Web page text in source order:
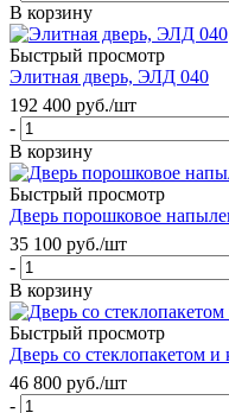
В корзину
Быстрый просмотр
Элитная дверь, ЭЛД 040
192 400 руб./шт
-
В корзину
Быстрый просмотр
Дверь порошковое
35 100 руб./шт
-
В корзину
Быстрый просмотр
Дверь со стеклопакетом
46 800 руб./шт
-